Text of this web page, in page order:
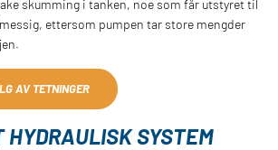
skumming i tanken, noe som får utstyret til
ettersom pumpen tar store mengder
AV TETNINGER
HYDRAULISK SYSTEM